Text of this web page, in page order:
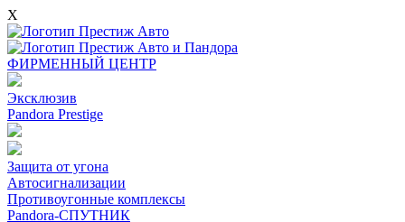
X
ФИРМЕННЫЙ ЦЕНТР
Эксклюзив
Pandora Prestige
Защита от угона
Автосигнализации
Противоугонные комплексы
Pandora-СПУТНИК